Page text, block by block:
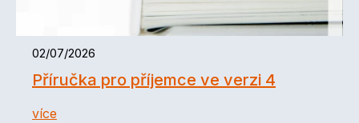
02/07/2026
Příručka pro příjemce ve verzi 4
více